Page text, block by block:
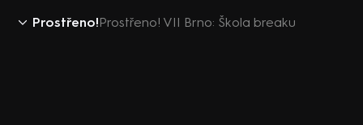
Prostřeno!Prostřeno! VII Brno: Škola breaku